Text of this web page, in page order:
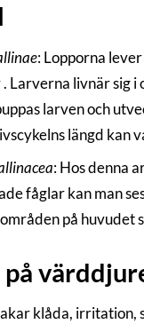
: Lopporna
Larverna livnär sig
larven och
längd kan
: Hos denna
fåglar kan man
på huvudet
på
klåda, irritation,